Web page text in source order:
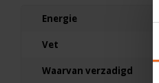
Energie
Vet
Waarvan verzadigd